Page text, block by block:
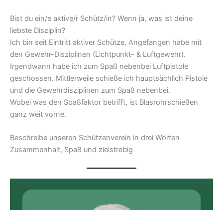
Bist du ein/e aktive/r Schütz/in? Wenn ja, was ist deine
liebste Disziplin?
Ich bin seit Eintritt aktiver Schütze. Angefangen habe mit
den Gewehr-Disziplinen (Lichtpunkt- & Luftgewehr).
Irgendwann habe ich zum Spaß nebenbei Luftpistole
geschossen. Mittlerweile schieße ich hauptsächlich Pistole
und die Gewehrdisziplinen zum Spaß nebenbei.
Wobei was den Spaßfaktor betrifft, ist Blasrohrschießen
ganz weit vorne.
Beschreibe unseren Schützenverein in drei Worten
Zusammenhalt, Spaß und zielstrebig